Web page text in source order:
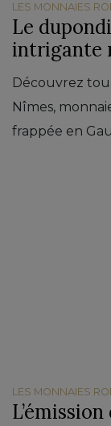
LES MONNAIES
Le
intrigante
Découvrez
Nîmes,
frappée en
LES MONNAIES